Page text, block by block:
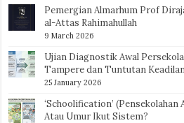
Pemergian Almarhum Prof
al-Attas Rahimahullah
9 March 2026
Ujian Diagnostik Awal
Tampere dan Tuntutan
25 January 2026
‘Schoolification’
Atau Umur Ikut Sistem?